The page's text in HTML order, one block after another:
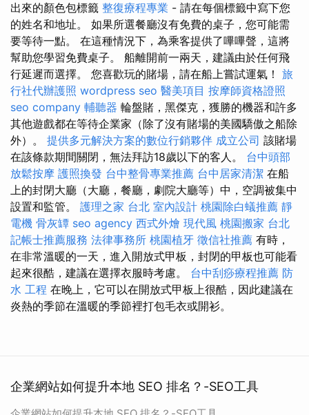
出來的顏色包標籤 整復療程專業 - 請在每個標籤中寫下您
的姓名和地址。 如果所選餐廳沒有免費的桌子，您可能需
要等待一點。 在這種情況下，為乘客提供了嗶嗶聲，這將
幫助您學習免費桌子。 船離開前一兩天，建議由於任何飛
行延遲而選擇。 您喜歡玩的賭場，請在船上嘗試運氣！ 旅
行社代辦護照 wordpress seo 醫美項目 按摩師資格證照
seo company 輔聽器 輪盤賭，黑傑克，獲勝的機器和許多
其他遊戲都在等待企業家（除了沒有賭場的美國驕傲之船除
外）。 提供多元解決方案的數位行銷夥伴 成立公司 該賭場
在該條款期間關閉，無法拜訪18歲以下的客人。 台中頭部
放鬆按摩 護照換發 台中整骨專業推薦 台中居家清潔 在船
上的封閉大廳（大廳，餐廳，劇院大廳等）中，空調被集中
設置和監管。 護理之家 台北 室內設計 桃園除白蟻推薦 靜
電機 骨灰罈 seo agency 西式外燴 現代風 桃園搬家 台北
記帳士推薦服務 法律事務所 桃園植牙 徵信社推薦 有時，
在非常溫暖的一天，進入開放式甲板，封閉的甲板也可能看
起來很酷，建議在選擇衣服時考慮。 台中刮痧療程推薦 防
水 工程 在晚上，它可以在開放式甲板上很酷，因此建議在
炎熱的季節在溫暖的季節裡打包毛衣或開衫。
企業網站如何提升本地 SEO 排名？-SEO工具